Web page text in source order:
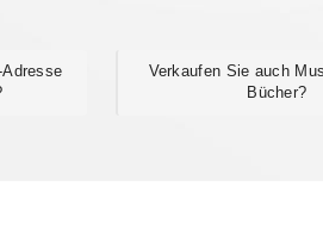
Verkaufen Sie auch
Bücher?